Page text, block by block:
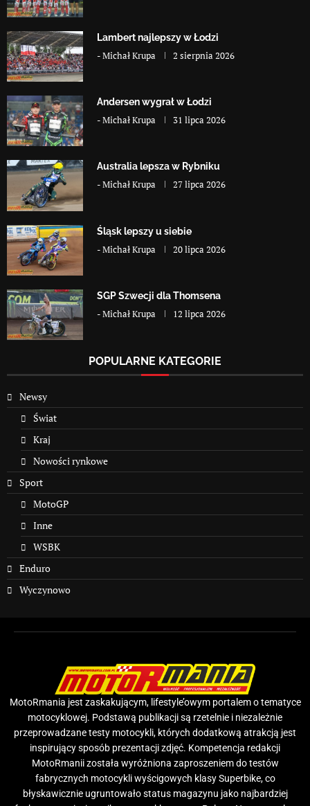
Lambert najlepszy w Łodzi
-Michał Krupa 2 sierpnia 2026
Andersen wygrał w Łodzi
-Michał Krupa 31 lipca 2026
Australia lepsza w Rybniku
-Michał Krupa 27 lipca 2026
Śląsk lepszy u siebie
-Michał Krupa 20 lipca 2026
SGP Szwecji dla Thomsena
-Michał Krupa 12 lipca 2026
POPULARNE KATEGORIE
Newsy
Świat
Kraj
Nowości rynkowe
Sport
MotoGP
Inne
WSBK
Enduro
Wyczynowo
MotoRmania jest zaskakującym, lifestyle’owym portalem o tematyce
motocyklowej. Podstawą publikacji są rzetelnie i niezależnie
przeprowadzane testy motocykli, których dodatkową atrakcją jest
inspirujący sposób prezentacji zdjęć. Kompetencja redakcji
MotoRmanii została wyróżniona zaproszeniem do testów
fabrycznych motocykli wyścigowych klasy Superbike, co
błyskawicznie ugruntowało status magazynu jako najbardziej